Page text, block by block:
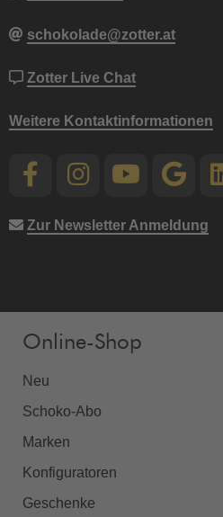
schokolade@zotter.at
Zotter Live Chat
Weitere Kontaktinformationen
Zur Newsletter Anmeldung
Online-Shop
Neu
Schoko-Abo
Marken
Konfiguratoren
Geschenke